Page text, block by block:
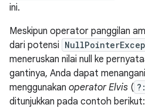
ini.
Meskipun operator panggilan
dari potensi
meneruskan nilai null ke
gantinya, Anda dapat
menggunakan operator Elvis ( ?:
ditunjukkan pada contoh berikut: